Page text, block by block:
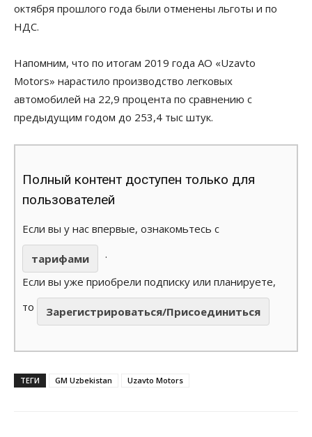
октября прошлого года были отменены льготы и по
НДС.
Напомним, что по итогам 2019 года АО «Uzavto
Motors» нарастило производство легковых
автомобилей на 22,9 процента по сравнению с
предыдущим годом до 253,4 тыс штук.
Полный контент доступен только для
пользователей
Если вы у нас впервые, ознакомьтесь с
тарифами
.
Если вы уже приобрели подписку или планируете,
то
Зарегистрироваться/Присоединиться
ТЕГИ GM Uzbekistan Uzavto Motors